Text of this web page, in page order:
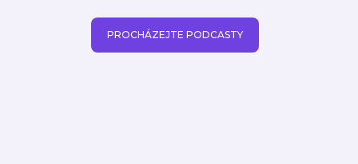
PROCHÁZEJTE PODCASTY